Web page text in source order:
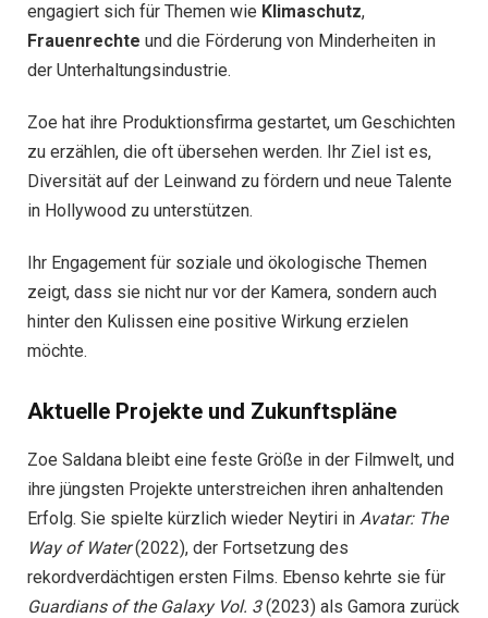
engagiert sich für Themen wie Klimaschutz,
Frauenrechte und die Förderung von Minderheiten in
der Unterhaltungsindustrie.
Zoe hat ihre Produktionsfirma gestartet, um Geschichten
zu erzählen, die oft übersehen werden. Ihr Ziel ist es,
Diversität auf der Leinwand zu fördern und neue Talente
in Hollywood zu unterstützen.
Ihr Engagement für soziale und ökologische Themen
zeigt, dass sie nicht nur vor der Kamera, sondern auch
hinter den Kulissen eine positive Wirkung erzielen
möchte.
Aktuelle Projekte und Zukunftspläne
Zoe Saldana bleibt eine feste Größe in der Filmwelt, und
ihre jüngsten Projekte unterstreichen ihren anhaltenden
Erfolg. Sie spielte kürzlich wieder Neytiri in Avatar: The
Way of Water(2022), der Fortsetzung des
rekordverdächtigen ersten Films. Ebenso kehrte sie für
Guardians of the Galaxy Vol. 3(2023) als Gamora zurück